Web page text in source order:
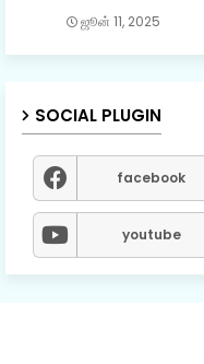
ஜூன் 11, 2025
SOCIAL PLUGIN
facebook
youtube